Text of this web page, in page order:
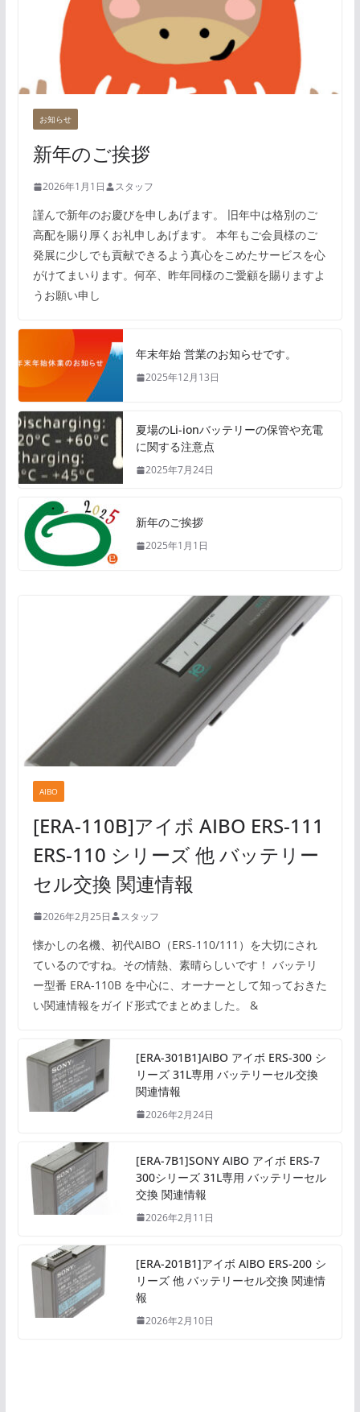
お知らせ
新年のご挨拶
2026年1月1日 スタッフ
謹んで新年のお慶びを申しあげます。 旧年中は格別のご
高配を賜り厚くお礼申しあげます。 本年もご会員様のご
発展に少しでも貢献できるよう真心をこめたサービスを心
がけてまいります。何卒、昨年同様のご愛顧を賜りますよ
うお願い申し
年末年始 営業のお知らせです。
2025年12月13日
夏場のLi-ionバッテリーの保管や充電
に関する注意点
2025年7月24日
新年のご挨拶
2025年1月1日
AIBO
[ERA-110B]アイボ AIBO ERS-111
ERS-110 シリーズ 他 バッテリー
セル交換 関連情報
2026年2月25日 スタッフ
懐かしの名機、初代AIBO（ERS-110/111）を大切にされ
ているのですね。その情熱、素晴らしいです！ バッテリ
ー型番 ERA-110B を中心に、オーナーとして知っておきた
い関連情報をガイド形式でまとめました。 &
[ERA-301B1]AIBO アイボ ERS-300 シ
リーズ 31L専用 バッテリーセル交換
関連情報
2026年2月24日
[ERA-7B1]SONY AIBO アイボ ERS-7
300シリーズ 31L専用 バッテリーセル
交換 関連情報
2026年2月11日
[ERA-201B1]アイボ AIBO ERS-200 シ
リーズ 他 バッテリーセル交換 関連情
報
2026年2月10日